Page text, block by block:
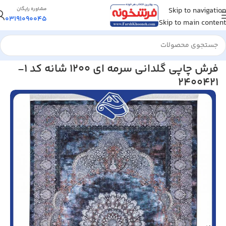
Skip to navigation
Skip to main content
مشاوره رایگان
03191090045
خانه/فرش کلاریس
فرش چاپی گلدانی سرمه ای 1200 شانه کد 1-
2400421